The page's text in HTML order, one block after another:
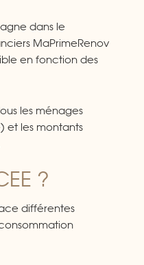
dans le
MaPrimeRenov
en fonction des
les ménages
et les montants
?
différentes